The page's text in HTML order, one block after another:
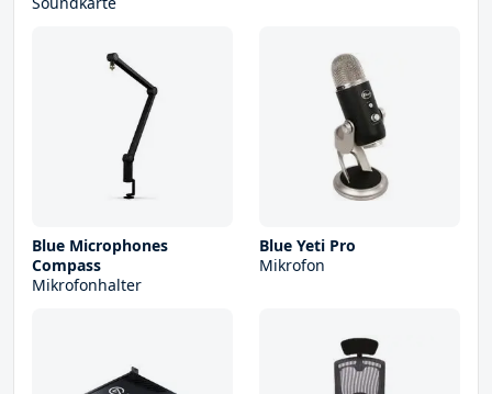
Blue Microphones
Compass
Mikrofonhalter
Blue Yeti Pro
Mikrofon